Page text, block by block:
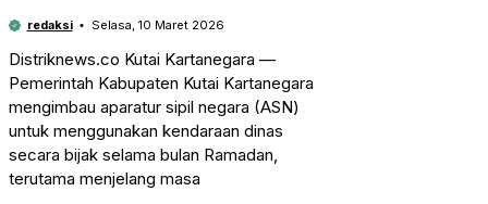
redaksi Selasa, 10 Maret 2026
Distriknews.co Kutai Kartanegara —
Pemerintah Kabupaten Kutai Kartanegara
mengimbau aparatur sipil negara (ASN)
untuk menggunakan kendaraan dinas
secara bijak selama bulan Ramadan,
terutama menjelang masa